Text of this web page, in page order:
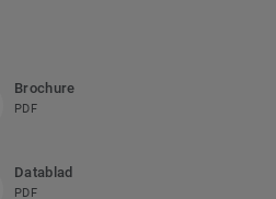
Brochure
PDF
Datablad
PDF